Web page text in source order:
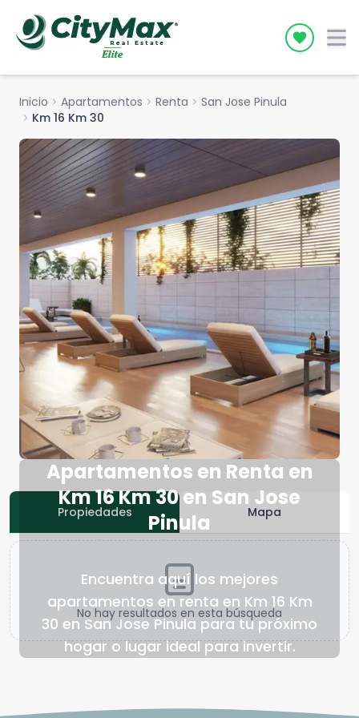
Icon
Inicio chevron_right Apartamentos chevron_right Renta chevron_right San Jose Pinula
chevron_right Km 16 Km 30
Apartamentos en Renta en
Km 16 Km 30 en San Jose
Pinula
Encuentra aquí los mejores
apartamentos en renta en Km 16 Km
30 en San Jose Pinula para tu próximo
hogar o lugar ideal para invertir.
Propiedades Mapa
No hay resultados en esta búsqueda